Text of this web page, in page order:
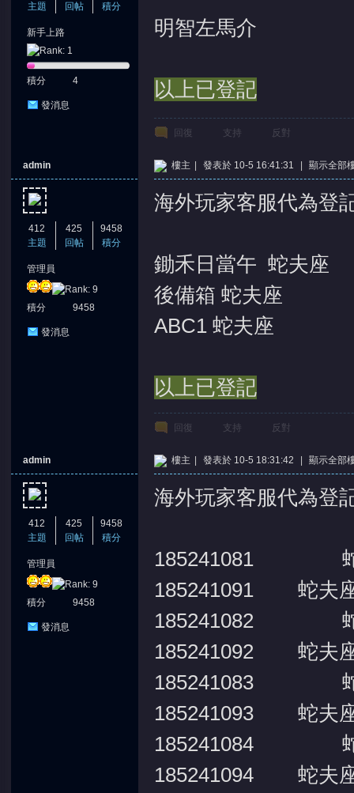
主題
回帖
積分
新手上路
積分 4
發消息
明智左馬介
以上已登記
回復 支持 反對
admin
412
主題
425
回帖
9458
積分
管理員
積分 9458
發消息
樓主 發表於 10-5 16:41:31 顯示全部
海外玩家客服代為登
鋤禾日當午 蛇夫座
後備箱 蛇夫座
ABC1 蛇夫座
以上已登記
回復 支持 反對
admin
412
主題
425
回帖
9458
積分
管理員
積分 9458
發消息
樓主 發表於 10-5 18:31:42 顯示全部
海外玩家客服代為登
185241081 蛇
185241091 蛇夫
185241082 蛇
185241092 蛇夫
185241083 蛇
185241093 蛇夫
185241084 蛇
185241094 蛇夫